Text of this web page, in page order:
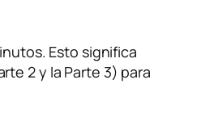
Esto significa
2 y la Parte 3) para